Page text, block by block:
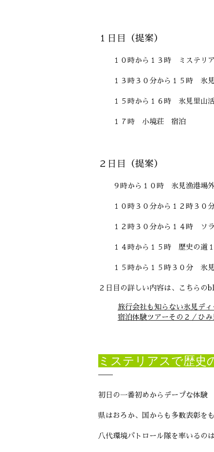
１日目（提案）
１０時から１３時 ミステリ
１３時３０分から１５時 氷
１５時から１６時 氷見里山
１７時 小境荘 宿泊
２日目（提案）
９時から１０時 氷見漁港場
１０時３０分から１２時３
１２時３０分から１４時 ソ
１４時から１５時 歴史の道
１５時から１５時３０分 氷
２日目の詳しい内容は、こちらの
旅行会社も知らない氷見デ
宿泊体験ツアーその２／ひ
ミステリアスで歴史
初日の一番初めからデープな体験
県はおろか、国からも多数表彰を
八代環境パトロール隊を率いるの